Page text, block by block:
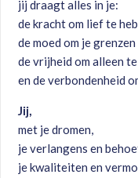
jij draagt alles in je:
de kracht om lief te
de moed om je
de vrijheid om alleen
en de verbondenheid
Jij,
met je dromen,
je verlangens en
je kwaliteiten en